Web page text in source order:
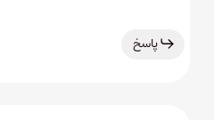
پاسخ